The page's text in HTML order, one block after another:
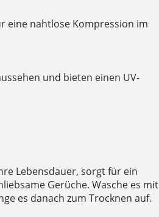
eine nahtlose Kompression im
und bieten einen UV-
Lebensdauer, sorgt für ein
Gerüche. Wasche es mit
es danach zum Trocknen auf.